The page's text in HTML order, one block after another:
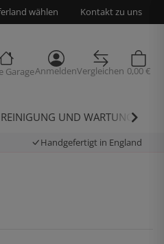
wählen Kontakt zu uns
GarageAnmeldenVergleichen 0,00 €
REINIGUNG UND WARTUNG
Handgefertigt in England